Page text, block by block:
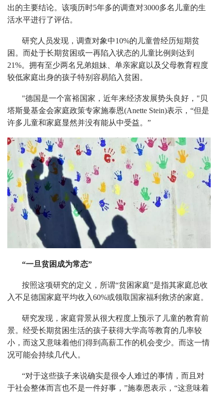
出的主要结论。该项历时5年多的调查对3000多名儿童的生
活水平进行了评估。
研究人员发现，调查对象中10%的儿童曾经历短期贫
困。而处于长期贫困或一再陷入状态的儿童比例则达到
21%。拥有至少两名兄弟姐妹、单亲家庭以及父母教育程度
较低家庭出身的孩子特别容易陷入贫困。
"德国是一个富裕国家，近年来经济发展势头良好，"贝
塔斯曼基金会家庭政策专家施泰恩(Anette Stein)表示，“但是
许多儿童和家庭显然并没有能从中受益。”
“一旦贫困成为常态”
按照这项研究的定义，所谓“贫困家庭”是指其家庭总收
入不足德国家庭平均收入60%或领取国家福利救济的家庭。
研究发现，家庭背景从很大程度上预示了儿童的教育前
景。经受长期贫困生活的孩子获得大学高等教育的几率较
小，而这又意味着他们得到高薪工作的机会变少。而这一情
况可能会持续几代人。
“对于这些孩子来说确实是很令人难过的事情，而且对
于社会整体而言也不是一件好事，”施泰恩表示，“这意味着